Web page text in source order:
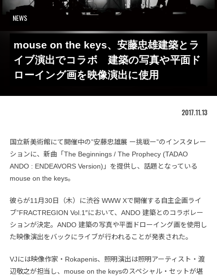
NEWS
mouse on the keys、安藤忠雄建築とラ
イブ演出でコラボ 建築の写真や平面ド
ローイング画を映像演出に使用
2017.11.13
国立新美術館にて開催中の”安藤忠雄展 ー挑戦ー”のインスタレー
ションに、新曲「The Beginnings / The Prophecy (TADAO
ANDO : ENDEAVORS Version)」を提供し、話題となっている
mouse on the keys。
彼らが11月30日（木）に渋谷 WWW Xで開催する自主企画ライ
ブ”FRACTREGION Vol.1″において、ANDO 建築とのコラボレー
ションが決定。ANDO 建築の写真や平面ドローイング画を使用し
た映像演出をバックにライブが行われることが発表された。
VJには映像作家・Rokapenis、照明演出は照明アーティスト・渡
辺敬之が担当し、mouse on the keysのスペシャル・セットが堪